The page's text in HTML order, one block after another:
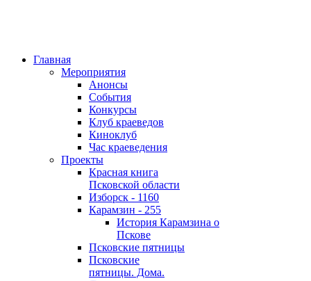
Главная
Мероприятия
Анонсы
События
Конкурсы
Клуб краеведов
Киноклуб
Час краеведения
Проекты
Красная книга
Псковской области
Изборск - 1160
Карамзин - 255
История Карамзина о
Пскове
Псковские пятницы
Псковские
пятницы. Дома.